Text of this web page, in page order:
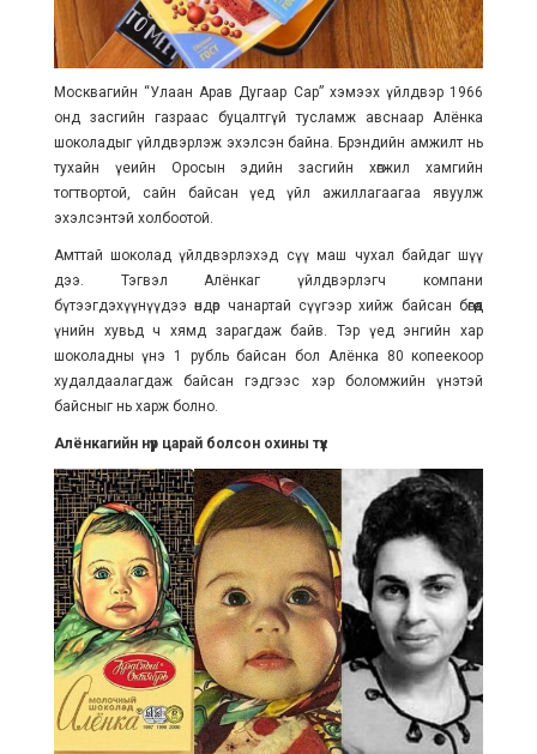
Москвагийн “Улаан Арав Дугаар Сар” хэмээх үйлдвэр 1966
онд засгийн газраас буцалтгүй тусламж авснаар Алёнка
шоколадыг үйлдвэрлэж эхэлсэн байна. Брэндийн амжилт нь
тухайн үеийн Оросын эдийн засгийн хөгжил хамгийн
тогтвортой, сайн байсан үед үйл ажиллагаагаа явуулж
эхэлсэнтэй холбоотой.
Амттай шоколад үйлдвэрлэхэд сүү маш чухал байдаг шүү
дээ. Тэгвэл Алёнкаг үйлдвэрлэгч компани
бүтээгдэхүүнүүдээ өндөр чанартай сүүгээр хийж байсан бөгөөд
үнийн хувьд ч хямд зарагдаж байв. Тэр үед энгийн хар
шоколадны үнэ 1 рубль байсан бол Алёнка 80 копеекоор
худалдаалагдаж байсан гэдгээс хэр боломжийн үнэтэй
байсныг нь харж болно.
Алёнкагийн нүүр царай болсон охины түүх